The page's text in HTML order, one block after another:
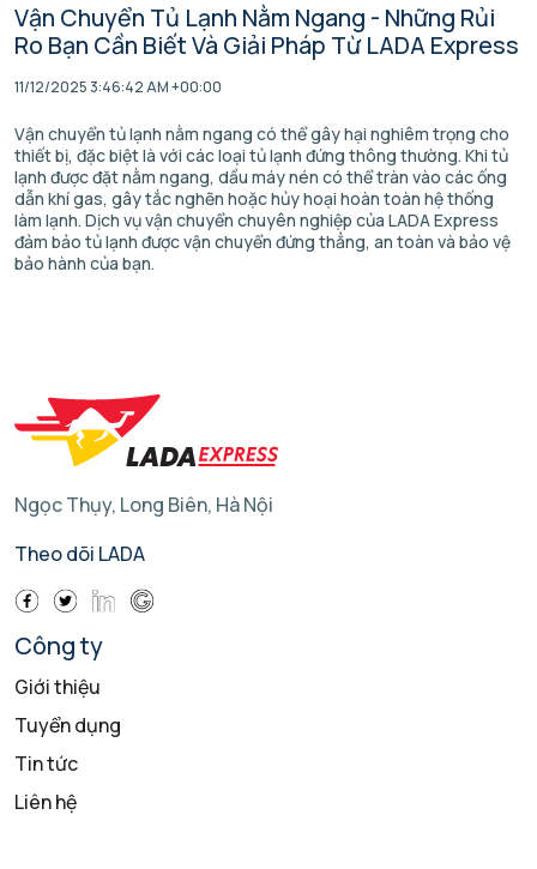
Vận Chuyển Tủ Lạnh Nằm Ngang - Những Rủi
Ro Bạn Cần Biết Và Giải Pháp Từ LADA Express
11/12/2025 3:46:42 AM +00:00
Vận chuyển tủ lạnh nằm ngang có thể gây hại nghiêm trọng cho
thiết bị, đặc biệt là với các loại tủ lạnh đứng thông thường. Khi tủ
lạnh được đặt nằm ngang, dầu máy nén có thể tràn vào các ống
dẫn khí gas, gây tắc nghẽn hoặc hủy hoại hoàn toàn hệ thống
làm lạnh. Dịch vụ vận chuyển chuyên nghiệp của LADA Express
đảm bảo tủ lạnh được vận chuyển đứng thẳng, an toàn và bảo vệ
bảo hành của bạn.
Ngọc Thụy, Long Biên, Hà Nội
Theo dõi LADA
Công ty
Giới thiệu
Tuyển dụng
Tin tức
Liên hệ